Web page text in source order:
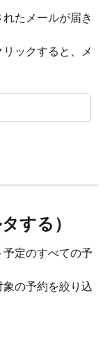
たメールが届き
ックすると、メ
する）
定のすべての予
の予約を絞り込